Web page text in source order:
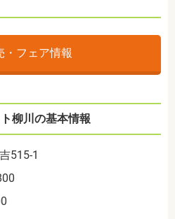
・フェア情報
柳川の基本情報
515-1